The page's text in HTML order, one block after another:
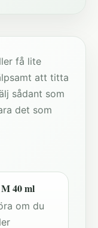
få lite
att titta
sådant som
det som
40 ml
om du